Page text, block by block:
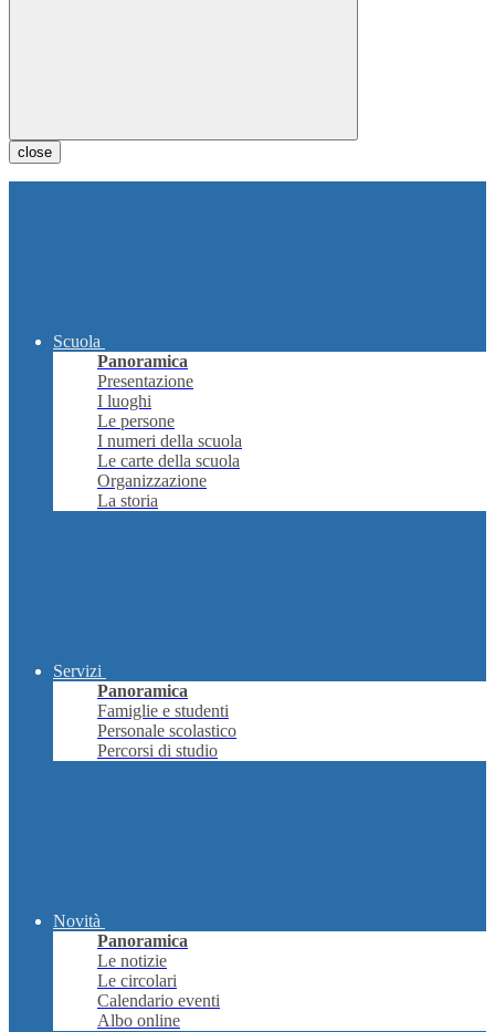
close
Scuola
Panoramica
Presentazione
I luoghi
Le persone
I numeri della scuola
Le carte della scuola
Organizzazione
La storia
Servizi
Panoramica
Famiglie e studenti
Personale scolastico
Percorsi di studio
Novità
Panoramica
Le notizie
Le circolari
Calendario eventi
Albo online